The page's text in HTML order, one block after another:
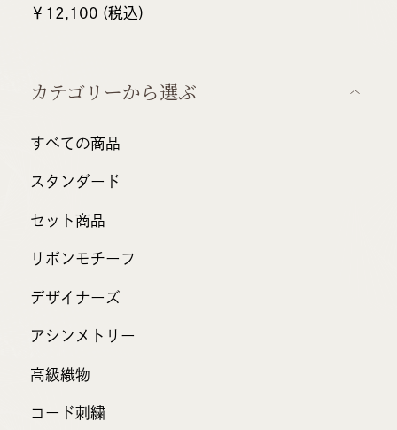
カテゴリーから選ぶ
すべての商品
スタンダード
セット商品
リボンモチーフ
デザイナーズ
アシンメトリー
高級織物
コード刺繍
￥12,100 (税込)